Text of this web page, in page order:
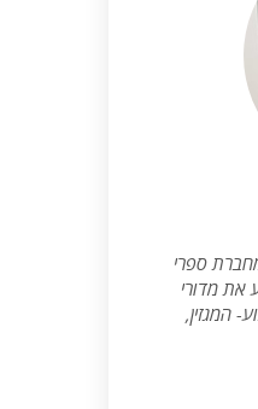
ספרי
את מדורי
המגזין,